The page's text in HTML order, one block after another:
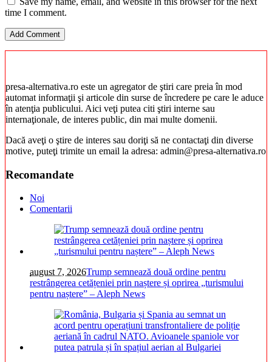
time I comment.
presa-alternativa.ro este un agregator de ştiri care preia în mod
automat informaţii şi articole din surse de încredere pe care le aduce
în atenţia publicului. Aici veţi putea citi ştiri interne sau
internaţionale, de interes public, din mai multe domenii.
Dacă aveţi o ştire de interes sau doriţi să ne contactaţi din diverse
motive, puteţi trimite un email la adresa: admin@presa-alternativa.ro
Recomandate
Noi
Comentarii
august 7, 2026Trump semnează două ordine pentru
restrângerea cetățeniei prin naștere și oprirea „turismului
pentru naștere” – Aleph News